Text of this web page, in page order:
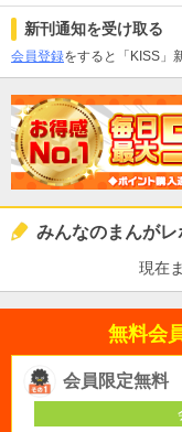
新刊通知を受け取る
会員登録をすると「KISS」
みんなのまんがレ
現在
無料会
会員限定無料